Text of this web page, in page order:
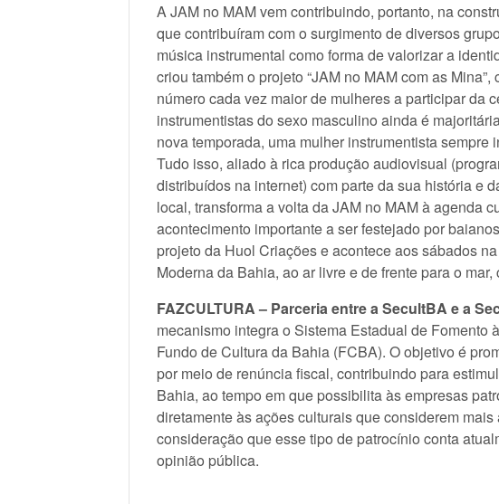
A JAM no MAM vem contribuindo, portanto, na
que contribuíram com o surgimento de diversos
música instrumental como forma de valorizar a
criou também o projeto “JAM no MAM com as
número cada vez maior de mulheres a participar da
instrumentistas do sexo masculino ainda é
nova temporada, uma mulher instrumentista sempre
Tudo isso, aliado à rica produção audiovisual
distribuídos na internet) com parte da sua história e
local, transforma a volta da JAM no MAM à agenda
acontecimento importante a ser festejado por
projeto da Huol Criações e acontece aos sábados
Moderna da Bahia, ao ar livre e de frente para o
FAZCULTURA – Parceria entre a SecultBA e a
mecanismo integra o Sistema Estadual de Fomento
Fundo de Cultura da Bahia (FCBA). O objetivo é
por meio de renúncia fiscal, contribuindo para
Bahia, ao tempo em que possibilita às empresas
diretamente às ações culturais que considerem
consideração que esse tipo de patrocínio conta
opinião pública.